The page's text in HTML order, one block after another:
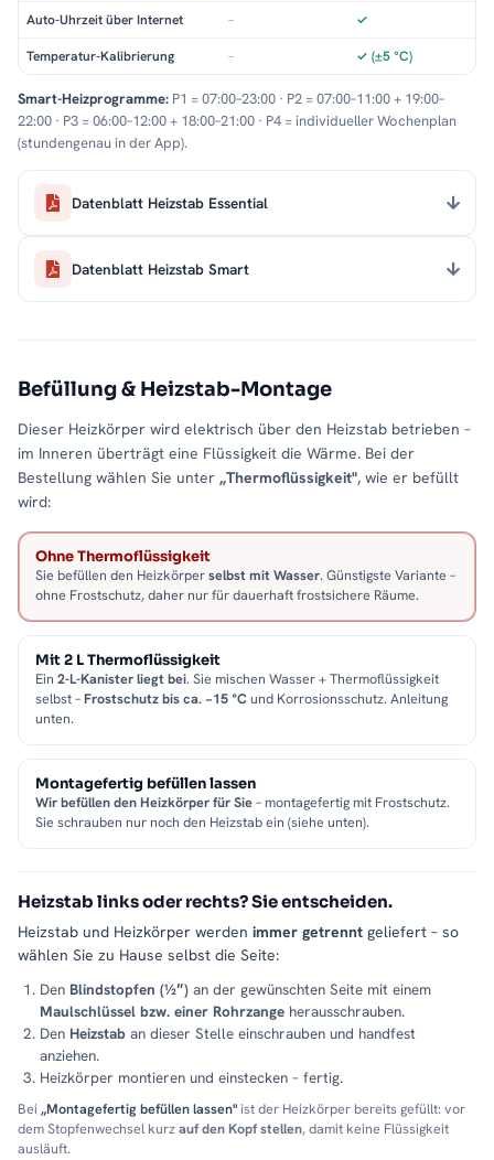
Auto-Uhrzeit über Internet – ✓
Temperatur-Kalibrierung – ✓ (±5 °C)
Smart-Heizprogramme: P1 = 07:00–23:00 · P2 = 07:00–11:00 + 19:00–
22:00 · P3 = 06:00–12:00 + 18:00–21:00 · P4 = individueller Wochenplan
(stundengenau in der App).
Datenblatt Heizstab Essential
Datenblatt Heizstab Smart
Befüllung & Heizstab-Montage
Dieser Heizkörper wird elektrisch über den Heizstab betrieben –
im Inneren überträgt eine Flüssigkeit die Wärme. Bei der
Bestellung wählen Sie unter „Thermoflüssigkeit", wie er befüllt
wird:
Ohne Thermoflüssigkeit
Sie befüllen den Heizkörperselbst mit Wasser. Günstigste Variante –
ohne Frostschutz, daher nur für dauerhaft frostsichere Räume.
Mit 2 L Thermoflüssigkeit
Ein 2-L-Kanister liegt bei. Sie mischen Wasser + Thermoflüssigkeit
selbst –Frostschutz bis ca. −15 °Cund Korrosionsschutz. Anleitung
unten.
Montagefertig befüllen lassen
Wir befüllen den Heizkörper für Sie– montagefertig mit Frostschutz.
Sie schrauben nur noch den Heizstab ein (siehe unten).
Heizstab links oder rechts? Sie entscheiden.
Heizstab und Heizkörper werden immer getrennt geliefert – so
wählen Sie zu Hause selbst die Seite:
Den Blindstopfen (½″) an der gewünschten Seite mit einem
Maulschlüssel bzw. einer Rohrzange herausschrauben.
Den Heizstab an dieser Stelle einschrauben und handfest
anziehen.
Heizkörper montieren und einstecken – fertig.
Bei „Montagefertig befüllen lassen"ist der Heizkörper bereits gefüllt: vor
dem Stopfenwechsel kurzauf den Kopf stellen, damit keine Flüssigkeit
ausläuft.